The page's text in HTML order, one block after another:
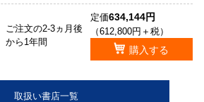
ご注文の2-3ヵ月後
から1年間
定価634,144円
（612,800円＋税）
購入する
取扱い書店一覧